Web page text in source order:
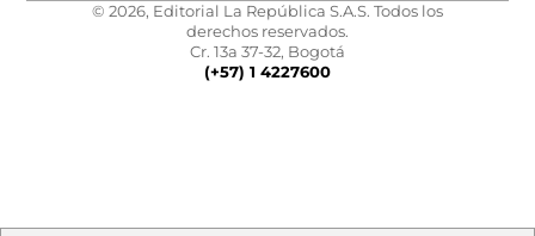
© 2026, Editorial La República S.A.S. Todos los
derechos reservados.
Cr. 13a 37-32, Bogotá
(+57) 1 4227600